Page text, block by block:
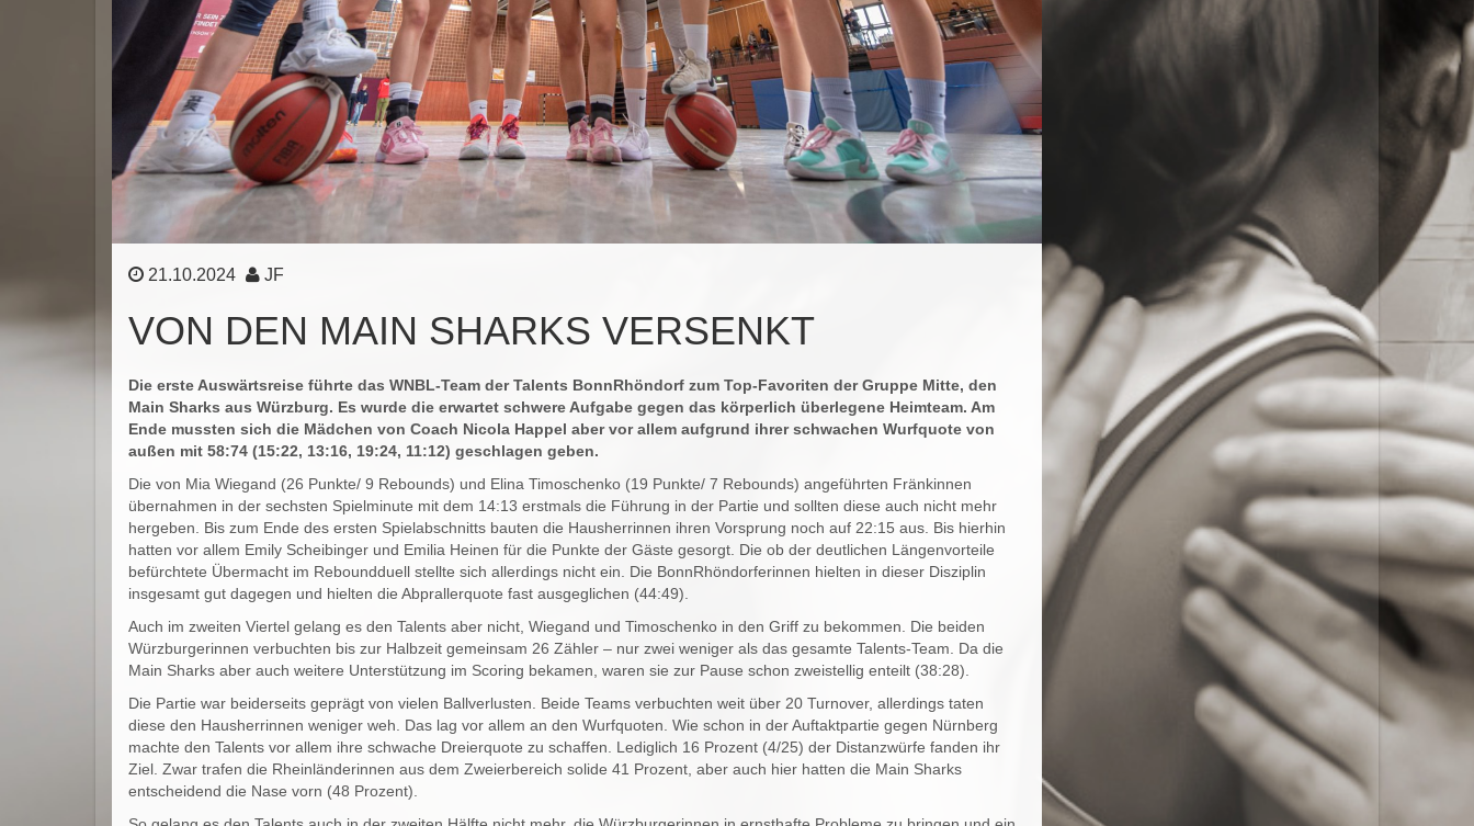
21.10.2024 JF
VON DEN MAIN SHARKS VERSENKT
Die erste Auswärtsreise führte das WNBL-Team der Talents BonnRhöndorf zum Top-Favoriten der Gruppe Mitte, den
Main Sharks aus Würzburg. Es wurde die erwartet schwere Aufgabe gegen das körperlich überlegene Heimteam. Am
Ende mussten sich die Mädchen von Coach Nicola Happel aber vor allem aufgrund ihrer schwachen Wurfquote von
außen mit 58:74 (15:22, 13:16, 19:24, 11:12) geschlagen geben.
Die von Mia Wiegand (26 Punkte/ 9 Rebounds) und Elina Timoschenko (19 Punkte/ 7 Rebounds) angeführten Fränkinnen
übernahmen in der sechsten Spielminute mit dem 14:13 erstmals die Führung in der Partie und sollten diese auch nicht mehr
hergeben. Bis zum Ende des ersten Spielabschnitts bauten die Hausherrinnen ihren Vorsprung noch auf 22:15 aus. Bis hierhin
hatten vor allem Emily Scheibinger und Emilia Heinen für die Punkte der Gäste gesorgt. Die ob der deutlichen Längenvorteile
befürchtete Übermacht im Reboundduell stellte sich allerdings nicht ein. Die BonnRhöndorferinnen hielten in dieser Disziplin
insgesamt gut dagegen und hielten die Abprallerquote fast ausgeglichen (44:49).
Auch im zweiten Viertel gelang es den Talents aber nicht, Wiegand und Timoschenko in den Griff zu bekommen. Die beiden
Würzburgerinnen verbuchten bis zur Halbzeit gemeinsam 26 Zähler – nur zwei weniger als das gesamte Talents-Team. Da die
Main Sharks aber auch weitere Unterstützung im Scoring bekamen, waren sie zur Pause schon zweistellig enteilt (38:28).
Die Partie war beiderseits geprägt von vielen Ballverlusten. Beide Teams verbuchten weit über 20 Turnover, allerdings taten
diese den Hausherrinnen weniger weh. Das lag vor allem an den Wurfquoten. Wie schon in der Auftaktpartie gegen Nürnberg
machte den Talents vor allem ihre schwache Dreierquote zu schaffen. Lediglich 16 Prozent (4/25) der Distanzwürfe fanden ihr
Ziel. Zwar trafen die Rheinländerinnen aus dem Zweierbereich solide 41 Prozent, aber auch hier hatten die Main Sharks
entscheidend die Nase vorn (48 Prozent).